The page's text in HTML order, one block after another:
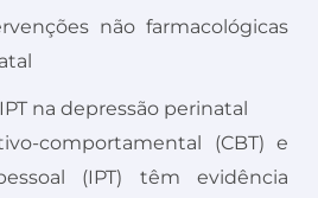
não farmacológicas
na depressão perinatal
comportamental (CBT) e
(IPT) têm evidência